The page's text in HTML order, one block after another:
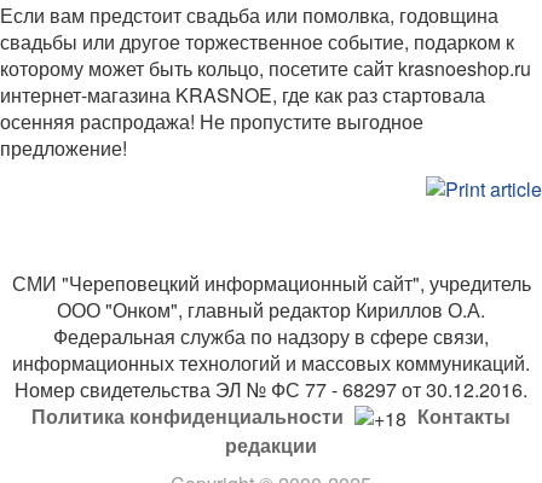
Если вам предстоит свадьба или помолвка, годовщина
свадьбы или другое торжественное событие, подарком к
которому может быть кольцо, посетите сайт krasnoeshop.ru
интернет-магазина KRASNOE, где как раз стартовала
осенняя распродажа! Не пропустите выгодное
предложение!
СМИ "Череповецкий информационный сайт", учредитель
ООО "Онком", главный редактор Кириллов О.А.
Федеральная служба по надзору в сфере связи,
информационных технологий и массовых коммуникаций.
Номер свидетельства ЭЛ № ФС 77 - 68297 от 30.12.2016.
Политика конфиденциальности
Контакты
редакции